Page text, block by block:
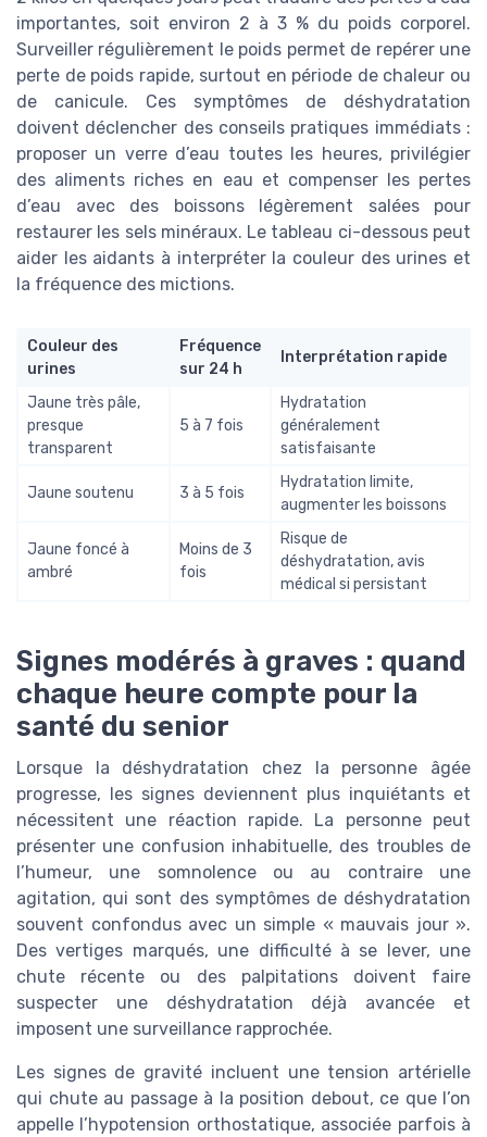
importantes, soit environ 2 à 3 % du poids corporel.
Surveiller régulièrement le poids permet de repérer une
perte de poids rapide, surtout en période de chaleur ou
de canicule. Ces symptômes de déshydratation
doivent déclencher des conseils pratiques immédiats :
proposer un verre d’eau toutes les heures, privilégier
des aliments riches en eau et compenser les pertes
d’eau avec des boissons légèrement salées pour
restaurer les sels minéraux. Le tableau ci-dessous peut
aider les aidants à interpréter la couleur des urines et
la fréquence des mictions.
Couleur des
urines
Fréquence
sur 24 h
Interprétation rapide
Jaune très pâle,
presque
transparent
5 à 7 fois
Hydratation
généralement
satisfaisante
Jaune soutenu 3 à 5 fois
Hydratation limite,
augmenter les boissons
Jaune foncé à
ambré
Moins de 3
fois
Risque de
déshydratation, avis
médical si persistant
Signes modérés à graves : quand
chaque heure compte pour la
santé du senior
Lorsque la déshydratation chez la personne âgée
progresse, les signes deviennent plus inquiétants et
nécessitent une réaction rapide. La personne peut
présenter une confusion inhabituelle, des troubles de
l’humeur, une somnolence ou au contraire une
agitation, qui sont des symptômes de déshydratation
souvent confondus avec un simple « mauvais jour ».
Des vertiges marqués, une difficulté à se lever, une
chute récente ou des palpitations doivent faire
suspecter une déshydratation déjà avancée et
imposent une surveillance rapprochée.
Les signes de gravité incluent une tension artérielle
qui chute au passage à la position debout, ce que l’on
appelle l’hypotension orthostatique, associée parfois à